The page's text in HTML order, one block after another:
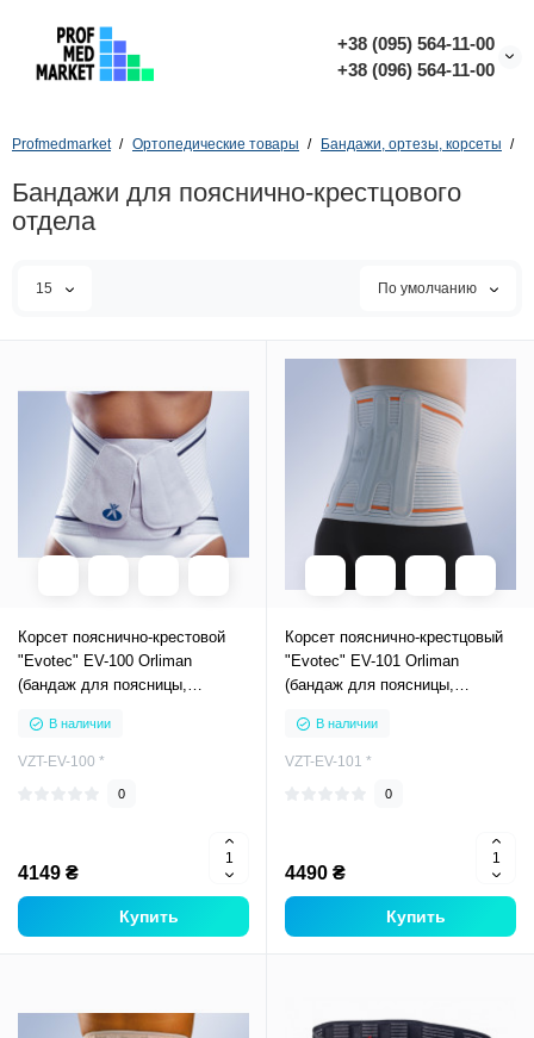
+38 (095) 564-11-00
+38 (096) 564-11-00
Profmedmarket Ортопедические товары Бандажи, ортезы, корсеты
Бандажи для пояснично-крестцового
отдела
15 По умолчанию
Корсет пояснично-крестовой
"Evotec" EV-100 Orliman
(бандаж для поясницы,
В наличии
VZT-EV-100 *
0
4149 ₴
Купить
Корсет пояснично-крестцовый
"Evotec" EV-101 Orliman
(бандаж для поясницы,
В наличии
VZT-EV-101 *
0
4490 ₴
Купить